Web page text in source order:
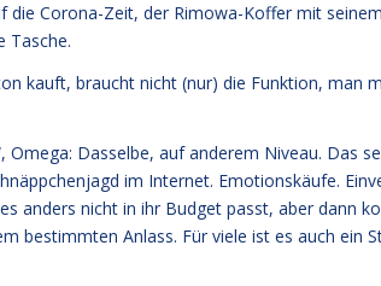
die Corona-Zeit, der Rimowa-Koffer mit
Tasche.
kauft, braucht nicht (nur) die Funktion, man
Dasselbe, auf anderem Niveau. Das
im Internet. Emotionskäufe.
anders nicht in ihr Budget passt, aber dann
bestimmten Anlass. Für viele ist es auch ein